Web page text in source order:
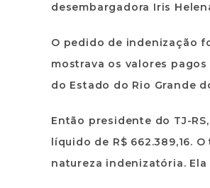
desembargadora Iris
O pedido de indenização
mostrava os valores
do Estado do Rio Grande
Então presidente do TJ-
líquido de R$ 662.389,16.
natureza indenizatória.